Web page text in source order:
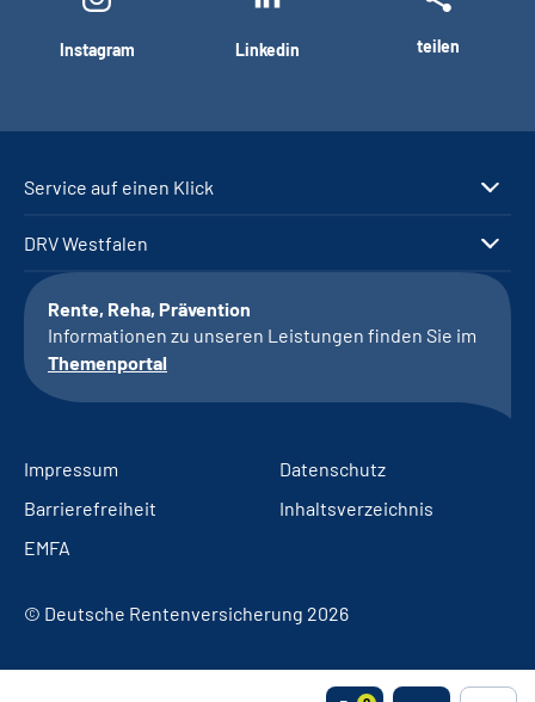
Instagram Linkedin teilen
Service auf einen Klick
DRV Westfalen
Rente, Reha, Prävention
Informationen zu unseren Leistungen finden Sie im
Themenportal
Impressum
Datenschutz
Barrierefreiheit
Inhaltsverzeichnis
EMFA
© Deutsche Rentenversicherung 2026